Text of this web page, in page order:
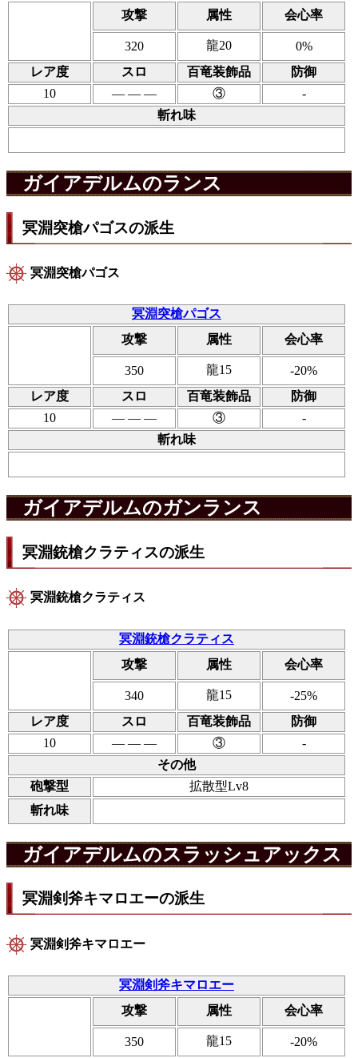
攻撃 属性 会心率
320 龍20
0%
レア度
スロ 百竜装飾品
防御
10
― ― ― ③
-
斬れ味
ガイアデルムのランス
冥淵突槍パゴスの派生
冥淵突槍パゴス
冥淵突槍パゴス
攻撃
属性 会心率
350 龍15
-20%
レア度
スロ 百竜装飾品
防御
10
― ― ― ③
-
斬れ味
ガイアデルムのガンランス
冥淵銃槍クラティスの派生
冥淵銃槍クラティス
冥淵銃槍クラティス
攻撃
属性 会心率
340 龍15
-25%
レア度
スロ 百竜装飾品
防御
10
― ― ― ③
-
その他
砲撃型
拡散型Lv8
斬れ味
ガイアデルムのスラッシュアックス
冥淵剣斧キマロエーの派生
冥淵剣斧キマロエー
冥淵剣斧キマロエー
攻撃
属性 会心率
350 龍15
-20%